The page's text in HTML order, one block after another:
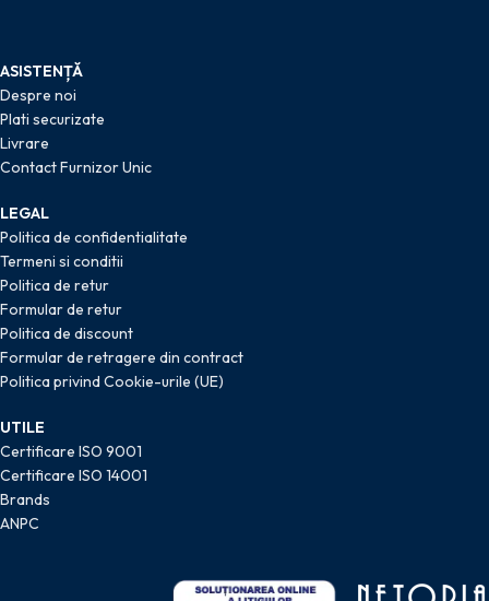
ASISTENȚĂ
Despre noi
Plati securizate
Livrare
Contact Furnizor Unic
LEGAL
Politica de confidentialitate
Termeni si conditii
Politica de retur
Formular de retur
Politica de discount
Formular de retragere din contract
Politica privind Cookie-urile (UE)
UTILE
Certificare ISO 9001
Certificare ISO 14001
Brands
ANPC